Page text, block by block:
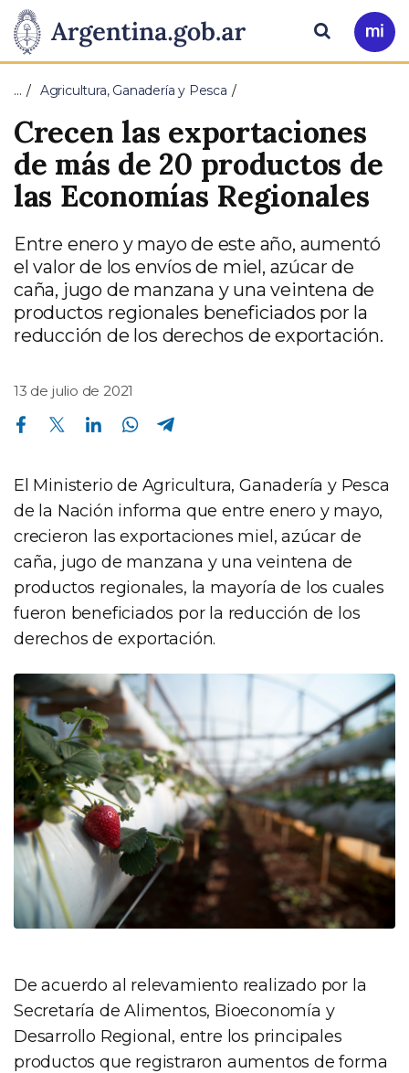
Presidencia
de
la
Nación
Pasar al contenido principal
Ir
a
Buscar
… Agricultura, Ganadería y Pesca
Crecen las exportaciones
de más de 20 productos de
las Economías Regionales
Entre enero y mayo de este año, aumentó
el valor de los envíos de miel, azúcar de
caña, jugo de manzana y una veintena de
productos regionales beneficiados por la
reducción de los derechos de exportación.
13 de julio de 2021
Compartir en Facebook Compartir en Twitter Compartir en Linkedin Compartir en Whatsapp
El Ministerio de Agricultura, Ganadería y Pesca
de la Nación informa que entre enero y mayo,
crecieron las exportaciones miel, azúcar de
caña, jugo de manzana y una veintena de
productos regionales, la mayoría de los cuales
fueron beneficiados por la reducción de los
derechos de exportación.
De acuerdo al relevamiento realizado por la
Secretaría de Alimentos, Bioeconomía y
Desarrollo Regional, entre los principales
productos que registraron aumentos de forma